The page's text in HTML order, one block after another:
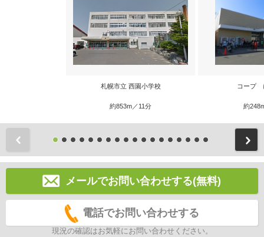
札幌市立 西園小学校
約853m／11分
コープ
約
メールでお問い合わせする(無料)
電話でお問い合わせする
現況の確認はお気軽にお問い合わせください。